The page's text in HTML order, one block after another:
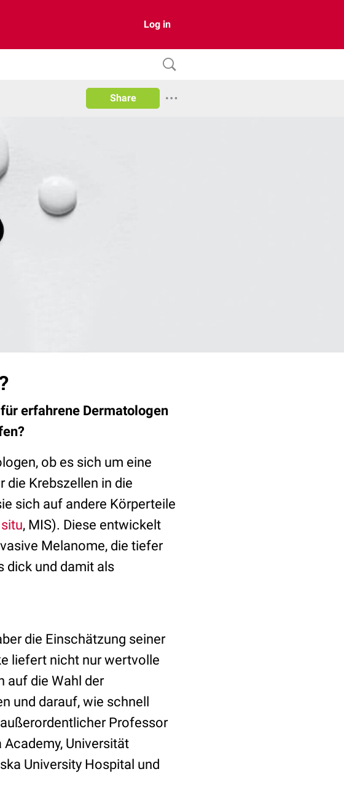
Log in
Share
erfahrene Dermatologen
ob es sich um eine
die Krebszellen in die
sich auf andere Körperteile
, MIS). Diese entwickelt
Melanome, die tiefer
dick und damit als
die Einschätzung seiner
liefert nicht nur wertvolle
auf die Wahl der
und darauf, wie schnell
Professor
Universität
University Hospital und